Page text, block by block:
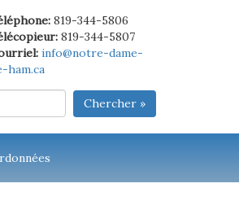
819-344-5806
819-344-5807
info@notre-dame-
ham.ca
Chercher »